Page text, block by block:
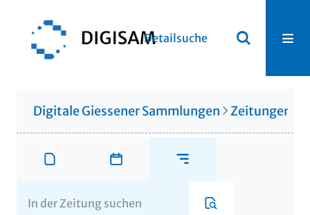
Detailsuche
Digitale Giessener Sammlungen Zeitungen